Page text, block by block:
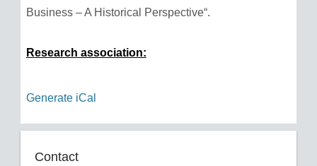
Business – A Historical Perspective“.
Research association:
Generate iCal
Contact